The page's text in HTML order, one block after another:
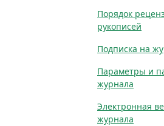
Порядок
рукописей
Подписка на
Параметры и
журнала
Электронная
журнала